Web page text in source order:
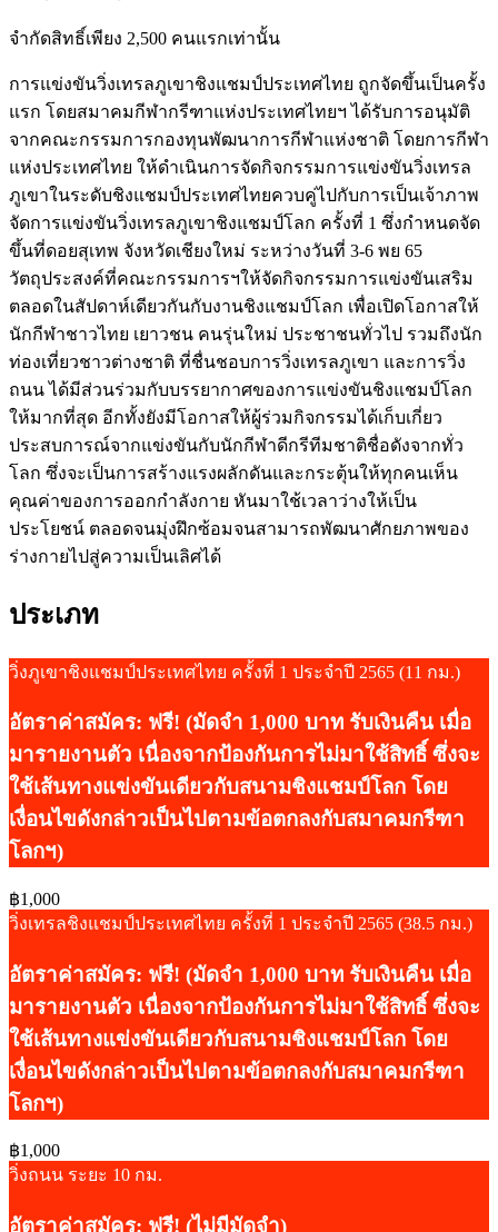
จำกัดสิทธิ์เพียง 2,500 คนแรกเท่านั้น
การแข่งขันวิ่งเทรลภูเขาชิงแชมป์ประเทศไทย ถูกจัดขึ้นเป็นครั้ง
แรก โดยสมาคมกีฬากรีฑาแห่งประเทศไทยฯ ได้รับการอนุมัติ
จากคณะกรรมการกองทุนพัฒนาการกีฬาแห่งชาติ โดยการกีฬา
แห่งประเทศไทย ให้ดำเนินการจัดกิจกรรมการแข่งขันวิ่งเทรล
ภูเขาในระดับชิงแชมป์ประเทศไทยควบคู่ไปกับการเป็นเจ้าภาพ
จัดการแข่งขันวิ่งเทรลภูเขาชิงแชมป์โลก ครั้งที่ 1 ซึ่งกำหนดจัด
ขึ้นที่ดอยสุเทพ จังหวัดเชียงใหม่ ระหว่างวันที่ 3-6 พย 65
วัตถุประสงค์ที่คณะกรรมการฯให้จัดกิจกรรมการแข่งขันเสริม
ตลอดในสัปดาห์เดียวกันกับงานชิงแชมป์โลก เพื่อเปิดโอกาสให้
นักกีฬาชาวไทย เยาวชน คนรุ่นใหม่ ประชาชนทั่วไป รวมถึงนัก
ท่องเที่ยวชาวต่างชาติ ที่ชื่นชอบการวิ่งเทรลภูเขา และการวิ่ง
ถนน ได้มีส่วนร่วมกับบรรยากาศของการแข่งขันชิงแชมป์โลก
ให้มากที่สุด อีกทั้งยังมีโอกาสให้ผู้ร่วมกิจกรรมได้เก็บเกี่ยว
ประสบการณ์จากแข่งขันกับนักกีฬาดีกรีทีมชาติชื่อดังจากทั่ว
โลก ซึ่งจะเป็นการสร้างแรงผลักดันและกระตุ้นให้ทุกคนเห็น
คุณค่าของการออกกำลังกาย หันมาใช้เวลาว่างให้เป็น
ประโยชน์ ตลอดจนมุ่งฝึกซ้อมจนสามารถพัฒนาศักยภาพของ
ร่างกายไปสู่ความเป็นเลิศได้
ประเภท
วิ่งภูเขาชิงแชมป์ประเทศไทย ครั้งที่ 1 ประจำปี 2565 (11 กม.)
อัตราค่าสมัคร: ฟรี! (มัดจำ 1,000 บาท รับเงินคืน เมื่อ
มารายงานตัว เนื่องจากป้องกันการไม่มาใช้สิทธิ์ ซึ่งจะ
ใช้เส้นทางแข่งขันเดียวกับสนามชิงแชมป์โลก โดย
เงื่อนไขดังกล่าวเป็นไปตามข้อตกลงกับสมาคมกรีฑา
โลกฯ)
฿1,000
วิ่งเทรลชิงแชมป์ประเทศไทย ครั้งที่ 1 ประจำปี 2565 (38.5 กม.)
อัตราค่าสมัคร: ฟรี! (มัดจำ 1,000 บาท รับเงินคืน เมื่อ
มารายงานตัว เนื่องจากป้องกันการไม่มาใช้สิทธิ์ ซึ่งจะ
ใช้เส้นทางแข่งขันเดียวกับสนามชิงแชมป์โลก โดย
เงื่อนไขดังกล่าวเป็นไปตามข้อตกลงกับสมาคมกรีฑา
โลกฯ)
฿1,000
วิ่งถนน ระยะ 10 กม.
อัตราค่าสมัคร: ฟรี! (ไม่มีมัดจำ)